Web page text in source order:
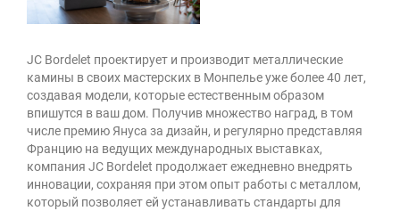
JC Bordelet проектирует и производит металлические
камины в своих мастерских в Монпелье уже более 40 лет,
создавая модели, которые естественным образом
впишутся в ваш дом. Получив множество наград, в том
числе премию Януса за дизайн, и регулярно представляя
Францию на ведущих международных выставках,
компания JC Bordelet продолжает ежедневно внедрять
инновации, сохраняя при этом опыт работы с металлом,
который позволяет ей устанавливать стандарты для